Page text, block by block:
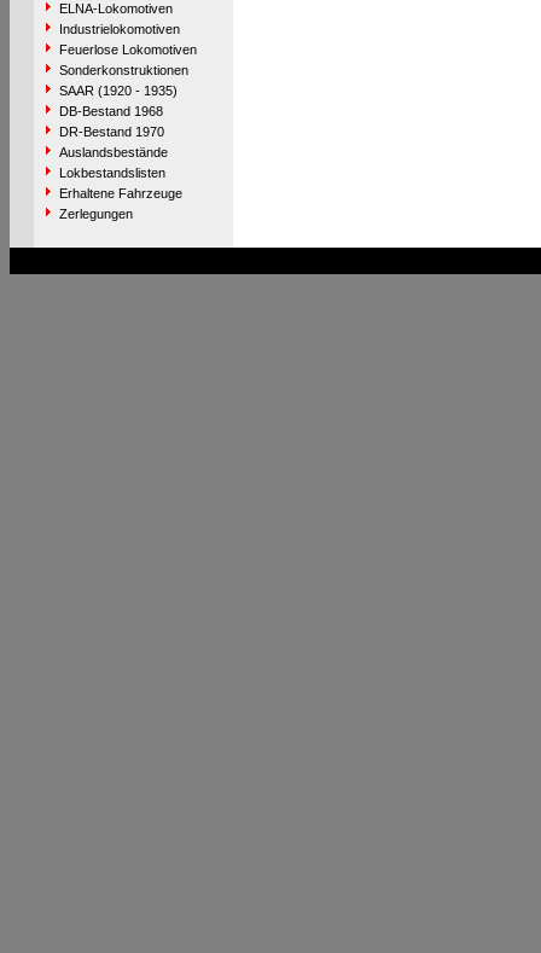
ELNA-Lokomotiven
Industrielokomotiven
Feuerlose Lokomotiven
Sonderkonstruktionen
SAAR (1920 - 1935)
DB-Bestand 1968
DR-Bestand 1970
Auslandsbestände
Lokbestandslisten
Erhaltene Fahrzeuge
Zerlegungen